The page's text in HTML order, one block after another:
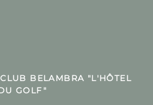
CLUB BELAMBRA "L'HÔTEL
GOLF"